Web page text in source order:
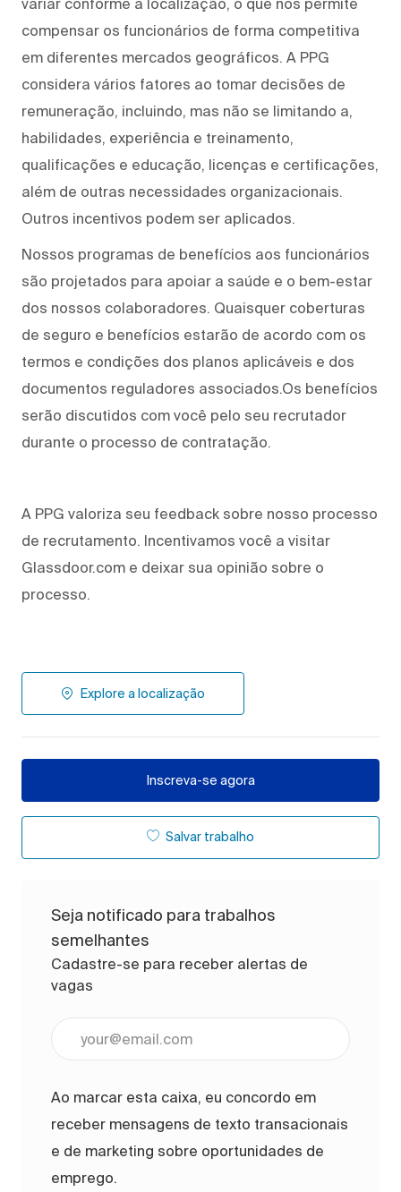
variar conforme a localização, o que nos permite
compensar os funcionários de forma competitiva
em diferentes mercados geográficos. A PPG
considera vários fatores ao tomar decisões de
remuneração, incluindo, mas não se limitando a,
habilidades, experiência e treinamento,
qualificações e educação, licenças e certificações,
além de outras necessidades organizacionais.
Outros incentivos podem ser aplicados.
Nossos programas de benefícios aos funcionários
são projetados para apoiar a saúde e o bem-estar
dos nossos colaboradores. Quaisquer coberturas
de seguro e benefícios estarão de acordo com os
termos e condições dos planos aplicáveis e dos
documentos reguladores associados.Os benefícios
serão discutidos com você pelo seu recrutador
durante o processo de contratação.
A PPG valoriza seu feedback sobre nosso processo
de recrutamento. Incentivamos você a visitar
Glassdoor.com e deixar sua opinião sobre o
processo.
Explore a localização
Inscreva-se agora
Salvar trabalho
Seja notificado para trabalhos
semelhantes
Cadastre-se para receber alertas de
vagas
Ao marcar esta caixa, eu concordo em
receber mensagens de texto transacionais
e de marketing sobre oportunidades de
emprego.